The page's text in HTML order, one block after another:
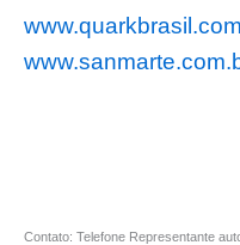
Contato: Telefone Representante